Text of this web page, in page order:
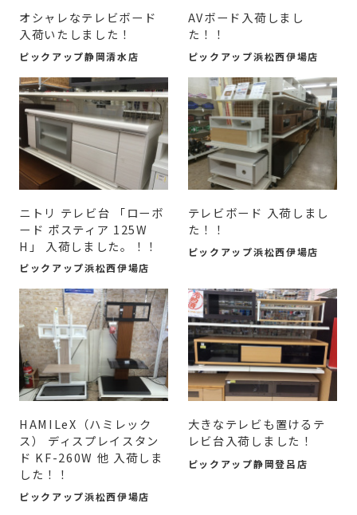
オシャレなテレビボード
入荷いたしました！
ピックアップ静岡清水店
AVボード入荷しまし
た！！
ピックアップ浜松西伊場店
ニトリ テレビ台 「ローボ
ード ポスティア 125W
H」 入荷しました。！！
ピックアップ浜松西伊場店
テレビボード 入荷しまし
た！！
ピックアップ浜松西伊場店
HAMILeX（ハミレック
ス） ディスプレイスタン
ド KF-260W 他 入荷しま
した！！
ピックアップ浜松西伊場店
大きなテレビも置けるテ
レビ台入荷しました！
ピックアップ静岡登呂店